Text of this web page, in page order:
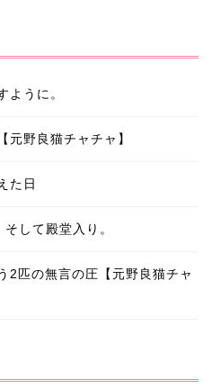
ように。
元野良猫チャチャ】
た日
して殿堂入り。
2匹の無言の圧【元野良猫チャ